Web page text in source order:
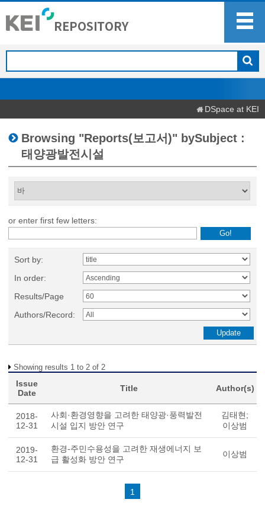
DSpace at KEI
Browsing "Reports(보고서)" bySubject :
태양광발전시설
or enter first few letters:
Sort by:
In order:
Results/Page
Authors/Record:
Showing results 1 to 2 of 2
Issue
Date
Title Author(s)
2018-
12-31
사회·환경영향을 고려한 태양광·풍력발전
시설 입지 방안 연구
김태현;
이상범
2019-
12-31
환경-주민수용성을 고려한 재생에너지 보
급 활성화 방안 연구
이상범
1